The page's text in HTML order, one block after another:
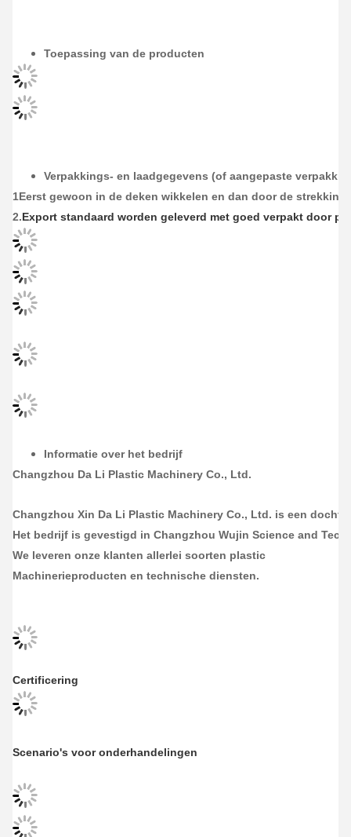
Toepassing van de producten
Verpakkings- en laadgegevens (of aangepaste
1Eerst gewoon in de deken wikkelen en dan door de
2.Export standaard worden geleverd met goed verpakt door
Informatie over het bedrijf
Changzhou Da Li Plastic Machinery Co., Ltd.
Changzhou Xin Da Li Plastic Machinery Co., Ltd. is een
Het bedrijf is gevestigd in Changzhou Wujin Science and
We leveren onze klanten allerlei soorten plastic
Machinerieproducten en technische diensten.
Certificering
Scenario's voor onderhandelingen